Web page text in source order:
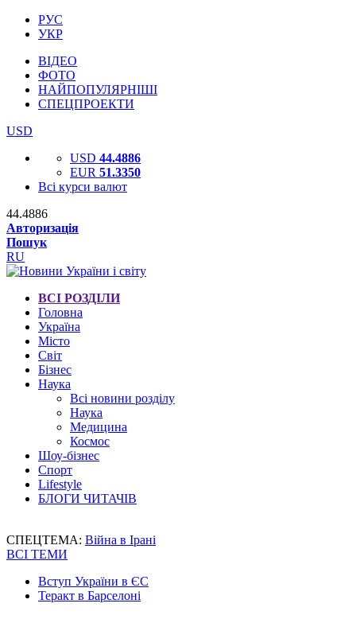
РУС
УКР
ВІДЕО
ФОТО
НАЙПОПУЛЯРНІШІ
СПЕЦПРОЕКТИ
USD
USD 44.4886
EUR 51.3350
Всі курси валют
44.4886
Авторизація
Пошук
RU
ВСІ РОЗДІЛИ
Головна
Україна
Місто
Світ
Бізнес
Наука
Всі новини розділу
Наука
Медицина
Космос
Шоу-бізнес
Спорт
Lifestyle
БЛОГИ ЧИТАЧІВ
СПЕЦТЕМА: Війна в Ірані
ВСІ ТЕМИ
Вступ України в ЄС
Теракт в Барселоні